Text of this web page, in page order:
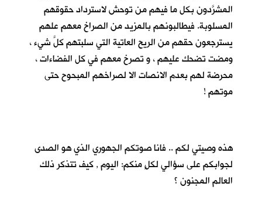
المشرَّدون بكل ما فيهم من توحش لاسترداد حقوقهم
المسلوبة. فيطالبونهم بالمزيد من الصراخ معهم علهم
يسترجعون حقهم من الريح العاتية التي سلبتهم كلَّ شيء ،
ومضت تضحك عليهم ، و تصرخ معهم في كل الفضاءات ،
محرضة لهم بعدم الانصات الا لصراخهم المبحوح حتى
موتهم !
هذه وصيتي لكم .. فانا صوتكم الجهوري الذي هو الصدى
لجوابكم على سؤالي لكلٍ منكم: اليوم , كيف تتذكر ذلك
العالم المجنون ؟